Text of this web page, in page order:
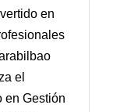
en
el
en Gestión